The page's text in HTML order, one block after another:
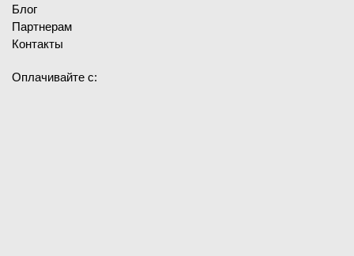
Блог
Партнерам
Контакты
Оплачивайте с: